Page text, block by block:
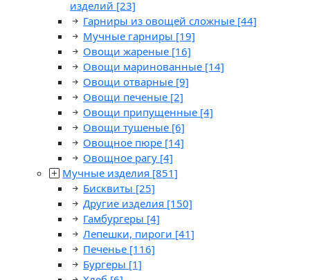
изделий [23]
Гарниры из овощей сложные [44]
Мучные гарниры [19]
Овощи жареные [16]
Овощи маринованные [14]
Овощи отварные [9]
Овощи печеные [2]
Овощи припущенные [4]
Овощи тушеные [6]
Овощное пюре [14]
Овощное рагу [4]
Мучные изделия [851]
Бисквиты [25]
Другие изделия [150]
Гамбургеры [4]
Лепешки, пироги [41]
Печенье [116]
Бургеры [1]